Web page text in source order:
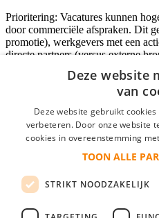
Prioritering: Vacatures kunnen
door commerciële afspraken. Dit
promotie), werkgevers met een
directe partners (versus externe
Inloggen als bedrijf
*
login gegevens onthouden
login
Deze website
van
Deze website gebruikt
verbeteren. Door onze website
cookies in overeenstemming
TOON ALLE
STRIKT NOODZAKELIJK